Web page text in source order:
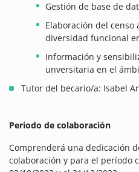
Gestión de base de
Elaboración del
diversidad funcional
Información y
unversitaria en el
Tutor del becario/a: Isabel
Periodo de colaboración
Comprenderá una dedicación
colaboración y para el período